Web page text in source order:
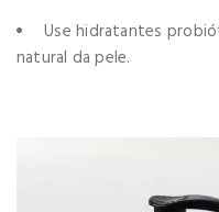
Use hidratantes
natural da pele.